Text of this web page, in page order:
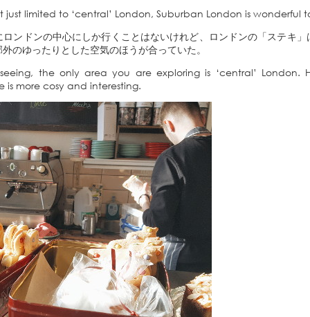
just limited to ‘central’ London, Suburban London is wonderful
ンドンの中心にしか行くことはないけれど、ロンドンの「ステキ
のゆったりとした空気のほうが合っていた。
the only area you are exploring is ‘central’ London.
is more cosy and interesting.